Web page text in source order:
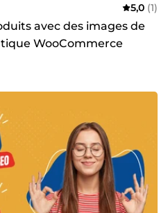
5,0 (1)
avec des images de
WooCommerce